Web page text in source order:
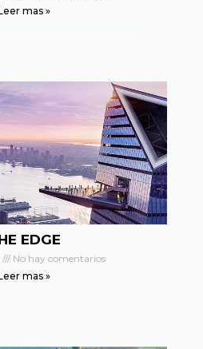
mas »
EDGE
No hay comentarios
mas »